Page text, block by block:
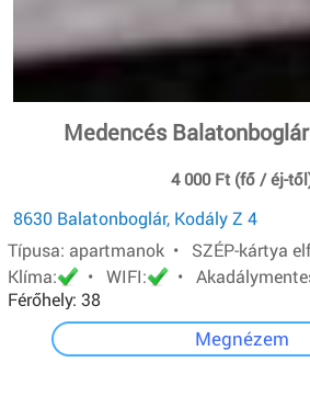
Medencés
4 000 Ft (fő / éj-
8630 Balatonboglár, Kodály Z 4
Típusa: apartmanok • SZÉP-kártya
Klíma:
• WIFI: •
Férőhely: 38
Megnézem